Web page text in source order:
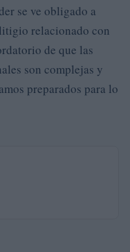
se ve obligado a
relacionado con
de que las
son complejas y
preparados para lo